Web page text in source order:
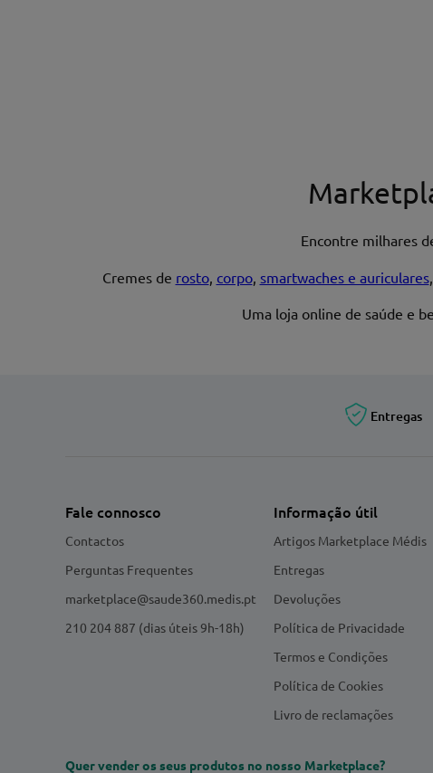
Encontre milhares
Cremes de rosto, corpo, smartwaches e auriculares,
Uma loja online de saúde e
Entregas
Fale connosco
Contactos
Perguntas Frequentes
marketplace@saude360.medis.pt
210 204 887 (dias úteis 9h-18h)
Informação útil
Artigos Marketplace Médis
Entregas
Devoluções
Política de Privacidade
Termos e Condições
Política de Cookies
Livro de reclamações
Quer vender os seus produtos no nosso Marketplace?